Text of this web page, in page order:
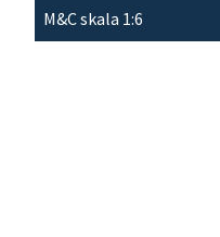
M&C skala 1:6